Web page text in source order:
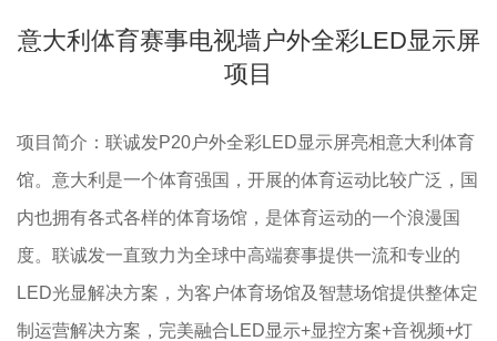
意大利体育赛事电视墙户外全彩LED显示屏
项目
项目简介：联诚发P20户外全彩LED显示屏亮相意大利体育
馆。意大利是一个体育强国，开展的体育运动比较广泛，国
内也拥有各式各样的体育场馆，是体育运动的一个浪漫国
度。联诚发一直致力为全球中高端赛事提供一流和专业的
LED光显解决方案，为客户体育场馆及智慧场馆提供整体定
制运营解决方案，完美融合LED显示+显控方案+音视频+灯